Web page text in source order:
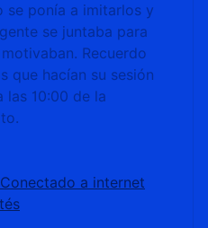
se ponía a imitarlos y
se juntaba para
Recuerdo
que hacían su sesión
las 10:00 de la
a internet